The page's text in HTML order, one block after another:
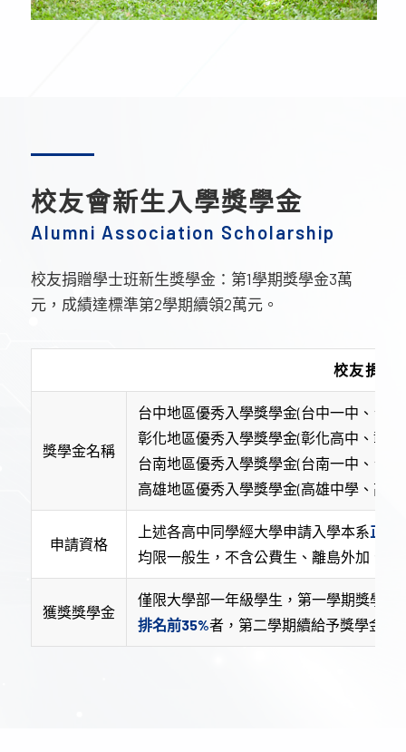
校友會新生入學獎學金
Alumni Association Scholarship
校友捐贈學士班新生獎學金：第1學期獎學金3萬
元，成績達標準第2學期續領2萬元。
校友捐贈
獎學金名稱
台中地區優秀入學獎學金(台中一中、台
彰化地區優秀入學獎學金(彰化高中、彰化
台南地區優秀入學獎學金(台南一中、台
高雄地區優秀入學獎學金(高雄中學、高雄
申請資格
上述各高中同學經大學申請入學本系正取
均限一般生，不含公費生、離島外加、
獲獎獎學金
僅限大學部一年級學生，第一學期獎學金
排名前35%者，第二學期續給予獎學金2